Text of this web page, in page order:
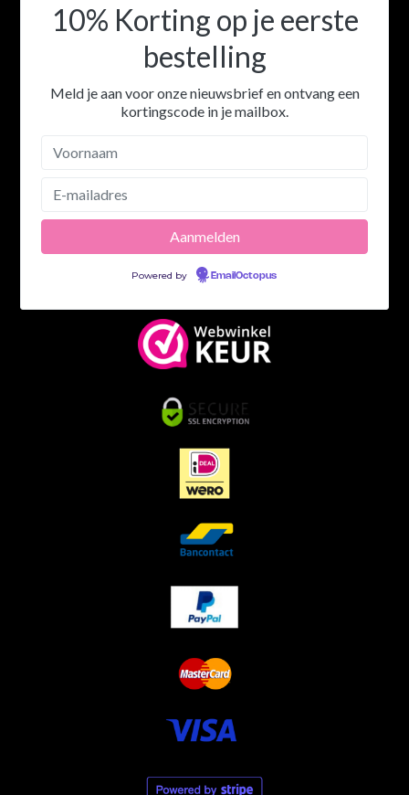
10% Korting op je eerste
bestelling
Meld je aan voor onze nieuwsbrief en ontvang een
kortingscode in je mailbox.